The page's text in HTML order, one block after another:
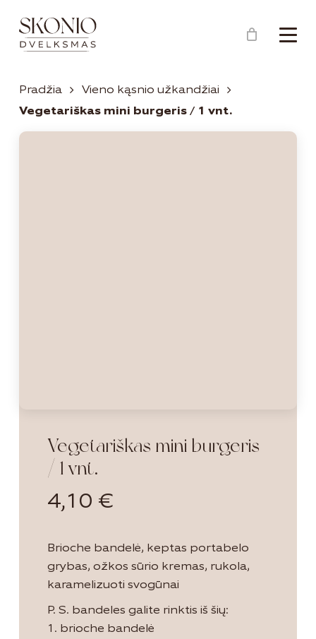
Menu
Krepšelis Close
Cart
Pradžia
Vieno kąsnio užkandžiai
Vegetariškas mini burgeris / 1 vnt.
Vegetariškas mini burgeris
/ 1 vnt.
4,10 €
Brioche bandelė, keptas portabelo
grybas, ožkos sūrio kremas, rukola,
karamelizuoti svogūnai
P. S. bandeles galite rinktis iš šių:
1. brioche bandelė